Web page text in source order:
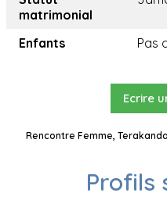
matrimonial
Enfants Pas
Ecrire
Rencontre Femme,
Profils